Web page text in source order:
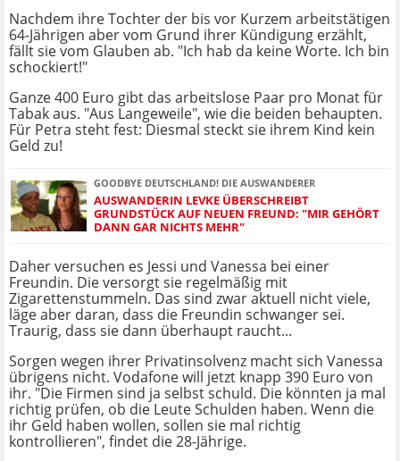
Nachdem ihre Tochter der bis vor Kurzem arbeitstätigen
64-Jährigen aber vom Grund ihrer Kündigung erzählt,
fällt sie vom Glauben ab. "Ich hab da keine Worte. Ich bin
schockiert!"
Ganze 400 Euro gibt das arbeitslose Paar pro Monat für
Tabak aus. "Aus Langeweile", wie die beiden behaupten.
Für Petra steht fest: Diesmal steckt sie ihrem Kind kein
Geld zu!
GOODBYE DEUTSCHLAND! DIE AUSWANDERER
AUSWANDERIN LEVKE ÜBERSCHREIBT
GRUNDSTÜCK AUF NEUEN FREUND: "MIR GEHÖRT
DANN GAR NICHTS MEHR"
Daher versuchen es Jessi und Vanessa bei einer
Freundin. Die versorgt sie regelmäßig mit
Zigarettenstummeln. Das sind zwar aktuell nicht viele,
läge aber daran, dass die Freundin schwanger sei.
Traurig, dass sie dann überhaupt raucht...
Sorgen wegen ihrer Privatinsolvenz macht sich Vanessa
übrigens nicht. Vodafone will jetzt knapp 390 Euro von
ihr. "Die Firmen sind ja selbst schuld. Die könnten ja mal
richtig prüfen, ob die Leute Schulden haben. Wenn die
ihr Geld haben wollen, sollen sie mal richtig
kontrollieren", findet die 28-Jährige.